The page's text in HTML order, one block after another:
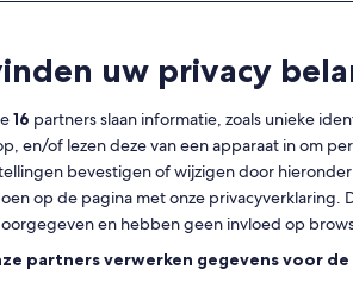
Gratis annulering
3 u
Mobiele voucher
bevestiging
iconische natuurlijke rotsformatie
uw privacy
16 partners slaan informatie, zoals unieke
en/of lezen deze van een apparaat in om
bevestigen of wijzigen door
op de pagina met onze privacyverklaring.
en hebben geen invloed op
partners verwerken gegevens voor